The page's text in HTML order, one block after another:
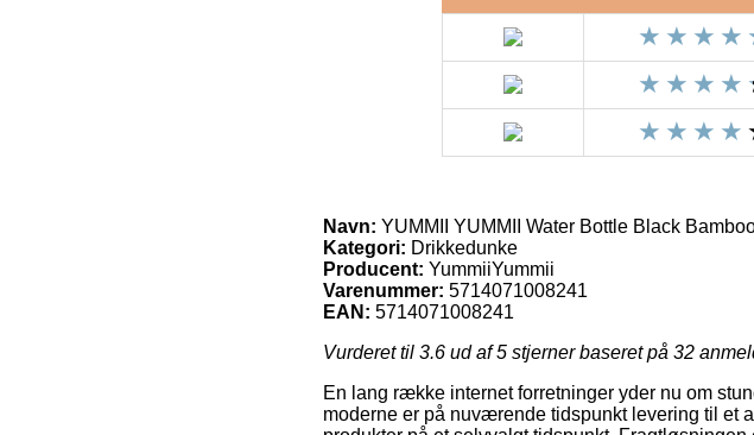
Navn: YUMMII YUMMII Water Bottle Black
Kategori: Drikkedunke
Producent: YummiiYummii
Varenummer: 5714071008241
EAN: 5714071008241
Vurderet til 3.6 ud af 5 stjerner baseret på 32
En lang række internet forretninger yder nu om
moderne er på nuværende tidspunkt levering til et